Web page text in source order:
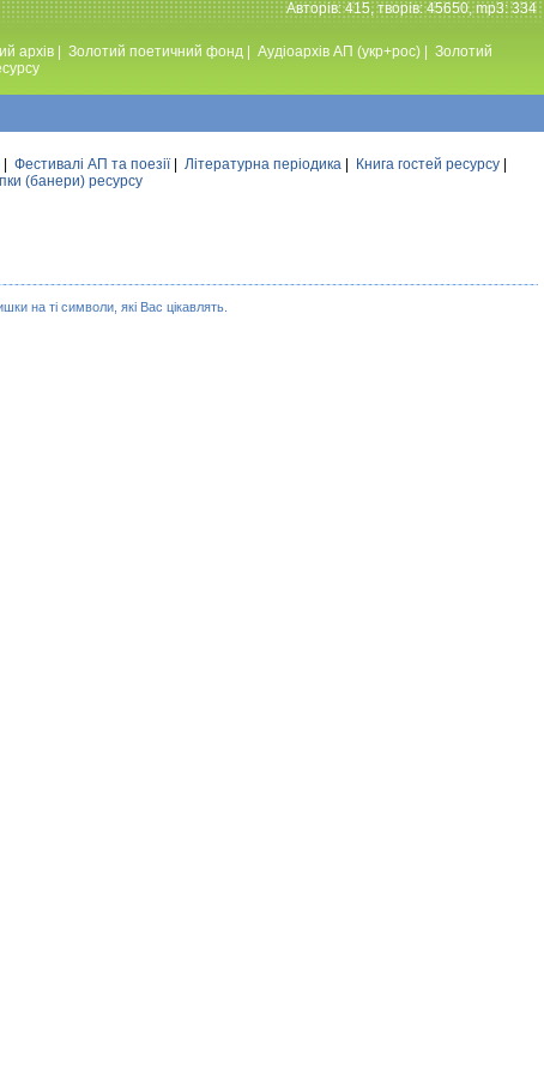
Авторiв: 415, творiв: 45650, mp3: 334
архів Золотий поетичний фонд Аудiоархiв АП (укр+рос)
Золотий
Фестивалi АП та поезiї| Літературна періодика Книга гостей ресурсу
(банери) ресурсу
на ті символи, які Вас цікавлять.